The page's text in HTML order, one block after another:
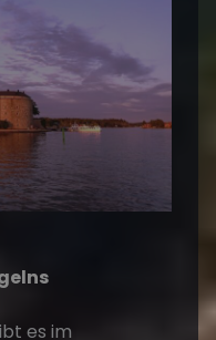
es im